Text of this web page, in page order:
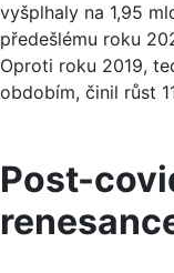
vyšplhaly na 1,95
předešlému roku
Oproti roku 2019,
obdobím, činil růst
Post-